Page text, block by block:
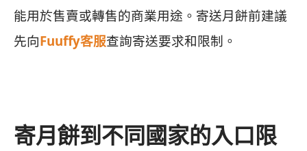
能用於售賣或轉售的商業用途。寄送月餅前建議
先向Fuuffy客服查詢寄送要求和限制。
寄月餅到不同國家的入口限